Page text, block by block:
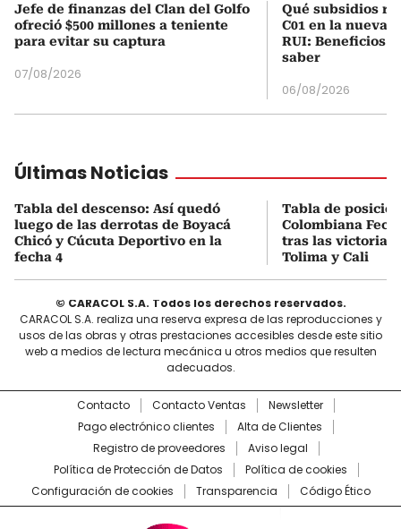
Jefe de finanzas del Clan del Golfo
ofreció $500 millones a teniente
para evitar su captura
07/08/2026
Qué subsidios
C01 en la nueva
RUI: Beneficios
saber
06/08/2026
Últimas Noticias
Tabla del descenso: Así quedó
luego de las derrotas de Boyacá
Chicó y Cúcuta Deportivo en la
fecha 4
Tabla de
Colombiana
tras las victorias
Tolima y Cali
© CARACOL S.A. Todos los derechos reservados.
CARACOL S.A. realiza una reserva expresa de las reproducciones y
usos de las obras y otras prestaciones accesibles desde este sitio
web a medios de lectura mecánica u otros medios que resulten
adecuados.
Contacto Contacto Ventas
Newsletter
Pago electrónico clientes
Alta de Clientes
Registro de proveedores
Aviso legal
Política de Protección de Datos
Política de cookies
Configuración de cookies
Transparencia Código Ético